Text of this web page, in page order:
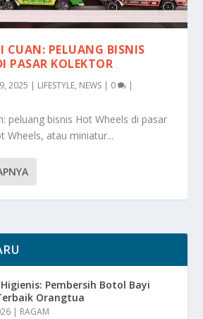
CUAN: PELUANG BISNIS
PASAR KOLEKTOR
2025 LIFESTYLE, NEWS 0
peluang bisnis Hot Wheels di pasar
Wheels, atau miniatur...
Pembersih Botol Bayi
Orangtua
RAGAM